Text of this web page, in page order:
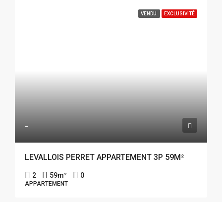
VENDU EXCLUSIVITÉ
-
LEVALLOIS PERRET APPARTEMENT 3P 59M²
2 59m² 0
APPARTEMENT